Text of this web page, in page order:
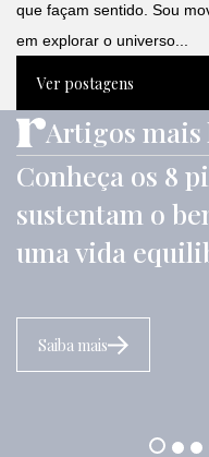
que façam sentido. Sou
em explorar o universo...
Ver postagens
Artigos mais
Conheça os 8
sustentam o
uma vida
Saiba mais